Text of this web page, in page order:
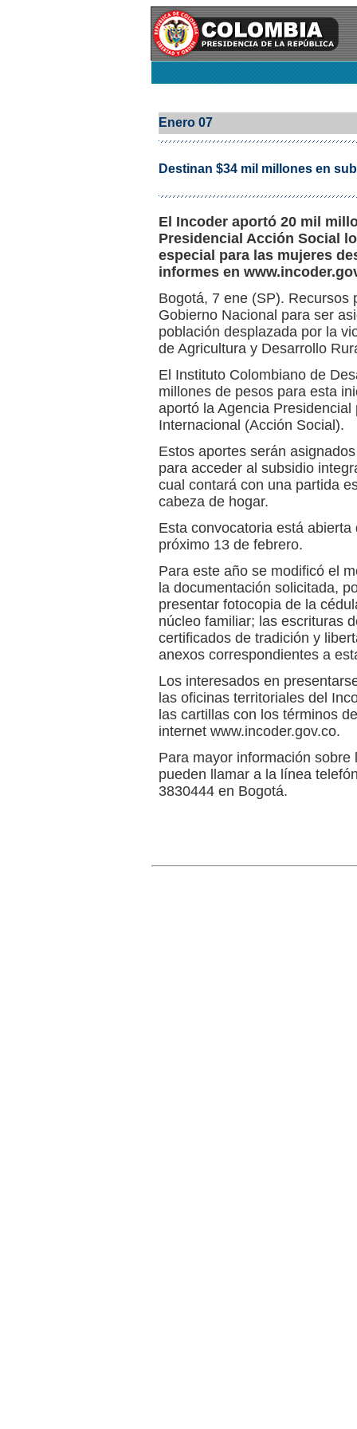
Enero 07
Destinan $34 mil millones en
El Incoder aportó 20 mil
Presidencial Acción Social
especial para las mujeres
informes en
Bogotá, 7 ene (SP). Recursos
Gobierno Nacional para ser
población desplazada por la
de Agricultura y Desarrollo
El Instituto Colombiano de
millones de pesos para esta
aportó la Agencia
Internacional (Acción Social).
Estos aportes serán
para acceder al subsidio
cual contará con una partida
cabeza de hogar.
Esta convocatoria está
próximo 13 de febrero.
Para este año se modificó el
la documentación solicitada,
presentar fotocopia de la
núcleo familiar; las escrituras
certificados de tradición y
anexos correspondientes a
Los interesados en
las oficinas territoriales del
las cartillas con los términos
internet www.incoder.gov.co.
Para mayor información
pueden llamar a la línea
3830444 en Bogotá.